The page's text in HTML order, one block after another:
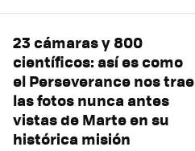
23 cámaras y 800
científicos: así es como
el Perseverance nos trae
las fotos nunca antes
vistas de Marte en su
histórica misión